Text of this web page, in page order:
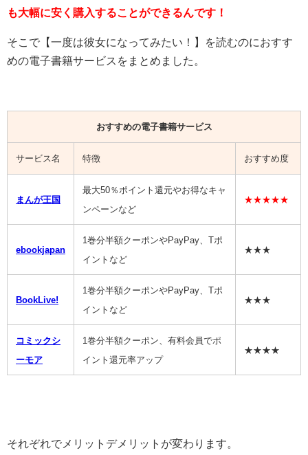
も大幅に安く購入することができるんです！
そこで【一度は彼女になってみたい！
】を読むのにおすす
めの電子書籍サービスをまとめました。
おすすめの電子書籍サービス
サービス名 特徴 おすすめ度
まんが王国
最大50％ポイント還元やお得なキャ
ンペーンなど
★★★★★
ebookjapan
1巻分半額クーポンやPayPay、Tポ
イントなど
★★★
BookLive!
1巻分半額クーポンやPayPay、Tポ
イントなど
★★★
コミックシ
ーモア
1巻分半額クーポン、有料会員でポ
イント還元率アップ
★★★★
それぞれでメリットデメリットが変わります。